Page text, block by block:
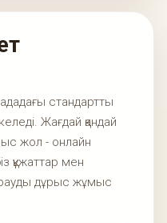
стандартты
Жағдай қандай
жол - онлайн
құжаттар мен
дұрыс жұмыс